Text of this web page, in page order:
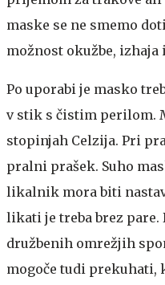
maske se ne smemo
možnost okužbe,
Po uporabi je masko
v stik s čistim perilom.
stopinjah Celzija. Pri
pralni prašek. Suho
likalnik mora biti
likati je treba brez pare.
družbenih omrežjih
mogoče tudi prekuhati,